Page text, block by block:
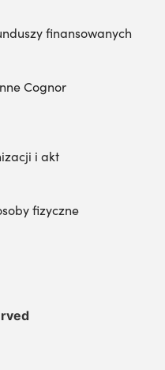
finansowanych
Cognor
i akt
fizyczne